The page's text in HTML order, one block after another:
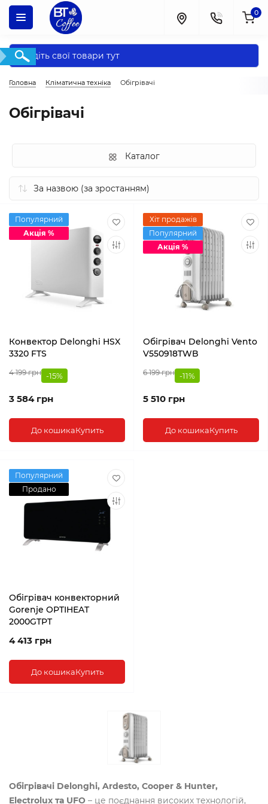
0
Головна Кліматична техніка Обігрівачі
Обігрівачі
Каталог
Популярний
Акція %
Конвектор Delonghi HSX
3320 FTS
4 199 грн -15%
3 584 грн
До кошикаКупить
Хіт продажів
Популярний
Акція %
Обігрівач Delonghi Vento
V550918TWB
6 199 грн -11%
5 510 грн
До кошикаКупить
Популярний
Продано
Обігрівач конвекторний
Gorenje OPTIHEAT
2000GTPT
4 413 грн
До кошикаКупить
Обігрівачі Delonghi, Ardesto, Cooper & Hunter,
Electrolux та UFO – це поєднання високих технологій,